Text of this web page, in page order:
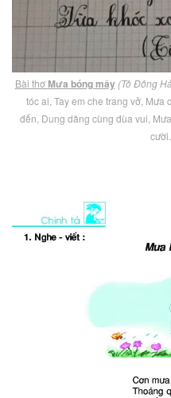
Bài thơ Mưa bóng mây (Tô Đông
tóc ai, Tay em che trang vở, Mưa
đến, Dung dăng cùng đùa vui,
cười.